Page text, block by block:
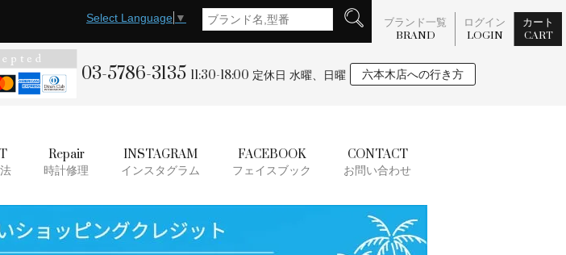
Select Language ▼ ブランド一覧
BRAND
ログイン
LOGIN
カート
CART
03-5786-3135 11:30-18:00 定休日 水曜、日曜 六本木店への行き方
Repair
時計修理
INSTAGRAM
インスタグラム
FACEBOOK
フェイスブック
CONTACT
お問い合わせ